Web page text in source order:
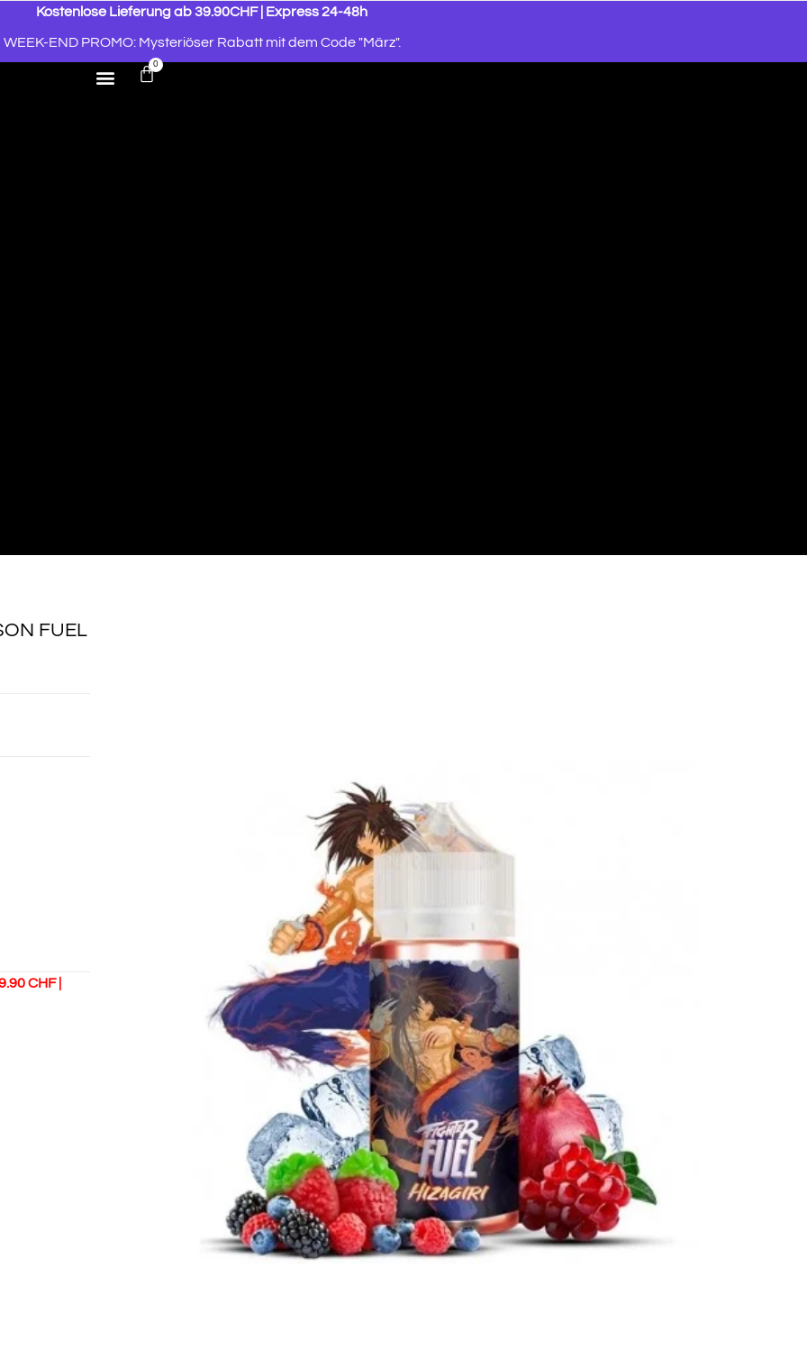
Kostenlose Lieferung ab 39.90CHF | Express 24-48h
WEEK-END PROMO: Mysteriöser Rabatt mit dem Code "März".
0
FUEL
CHF |